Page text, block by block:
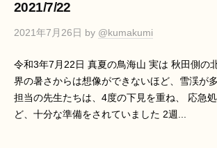
2021/7/22
2021年7月26日 by @kumakumi
令和3年7月22日 真夏の鳥海山 実は 秋田側の
界の暑さからは想像ができないほど、雪渓が
担当の先生たちは、4度の下見を重ね、 応急
ど、十分な準備をされていました 2週...